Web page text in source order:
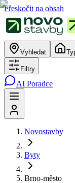
Přeskočit na obsah
Vyhledat
Filtry
AI Poradce
Novostavby
Byty
Brno-město